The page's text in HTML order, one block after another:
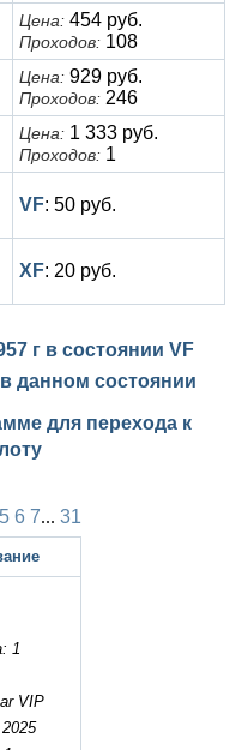
Цена: 454 руб.
Проходов: 108
Цена: 929 руб.
Проходов: 246
Цена: 1 333 руб.
Проходов: 1
VF: 50 руб.
XF: 20 руб.
г в состоянии VF
данном состоянии
для перехода к
5 6 7... 31
1
VIP